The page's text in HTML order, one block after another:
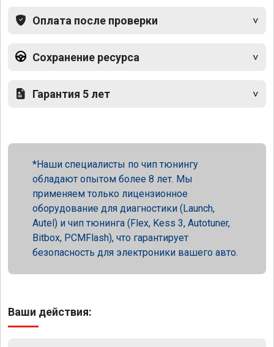
Оплата после проверки
Сохранение ресурса
Гарантия 5 лет
Наши специалисты по чип тюнингу
обладают опытом более 8 лет. Мы
применяем только лицензионное
оборудование для диагностики (Launch,
Autel) и чип тюнинга (Flex, Kess 3, Autotuner,
Bitbox, PCMFlash), что гарантирует
безопасность для электроники вашего авто.
Ваши действия: